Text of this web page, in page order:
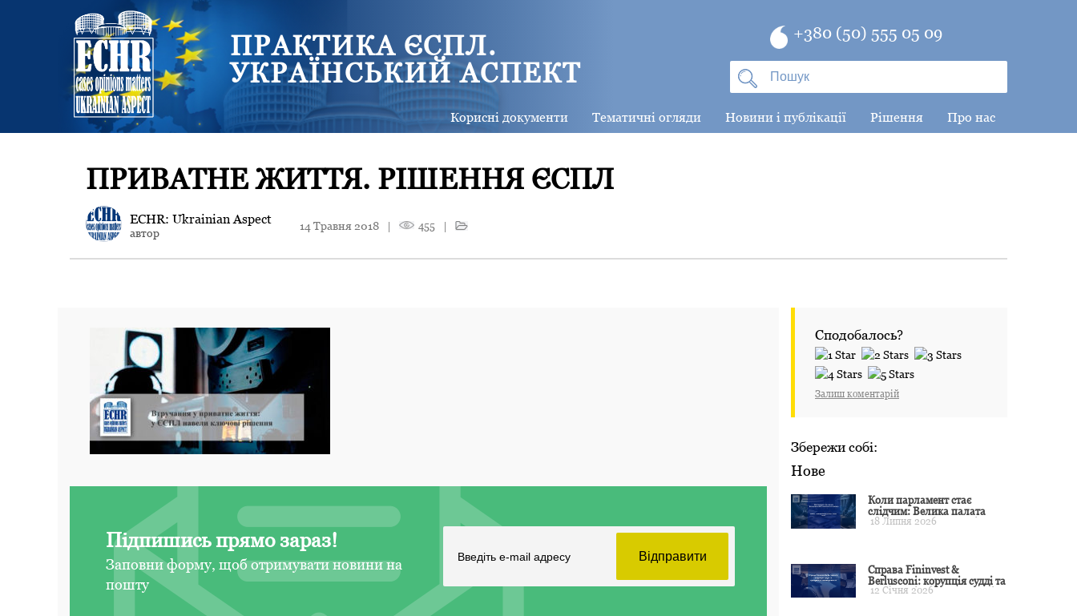
ПРАКТИКА ЄСПЛ.
УКРАЇНСЬКИЙ АСПЕКТ
+380 (50) 555 05 09
Корисні документи Тематичні огляди Новини і публікації Рішення Про нас
ПРИВАТНЕ ЖИТТЯ. РІШЕННЯ ЄСПЛ
ECHR: Ukrainian Aspect
автор
14 Травня 2018 | 455 |
Підпишись прямо зараз!
Заповни форму, щоб отримувати новини на
пошту
Сподобалось?
Залиш коментарій
Збережи собі:
Нове
Коли парламент стає
слідчим: Велика палата
ЄСПЛ окреслила межі
18 Липня 2026
Справа Fininvest &
Berlusconi: корупція судді та
презумпція невинуватості
12 Січня 2026